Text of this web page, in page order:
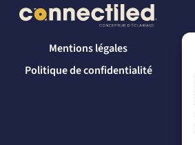
Mentions légales
Politique de confidentialité